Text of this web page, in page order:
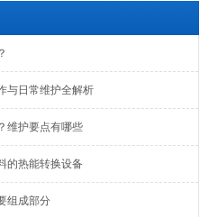
与日常维护全解析
维护要点有哪些
的热能转换设备
组成部分